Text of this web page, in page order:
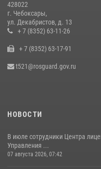
В преддверии сезона охоты
Республике напоминает о
16 июля 2026, 12:46
Офицер СОБР «Искра»
428022
г. Чебоксары,
ул. Декабристов, д. 13
+ 7 (8352) 63-11-26
+ 7 (8352) 63-17-91
t521@rosguard.gov.ru
НОВОСТИ
В июле сотрудники Центра
Управления ...
07 августа 2026, 07:42